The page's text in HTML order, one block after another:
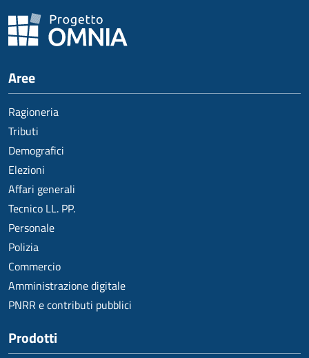
Aree
Ragioneria
Tributi
Demografici
Elezioni
Affari generali
Tecnico LL. PP.
Personale
Polizia
Commercio
Amministrazione digitale
PNRR e contributi pubblici
Prodotti